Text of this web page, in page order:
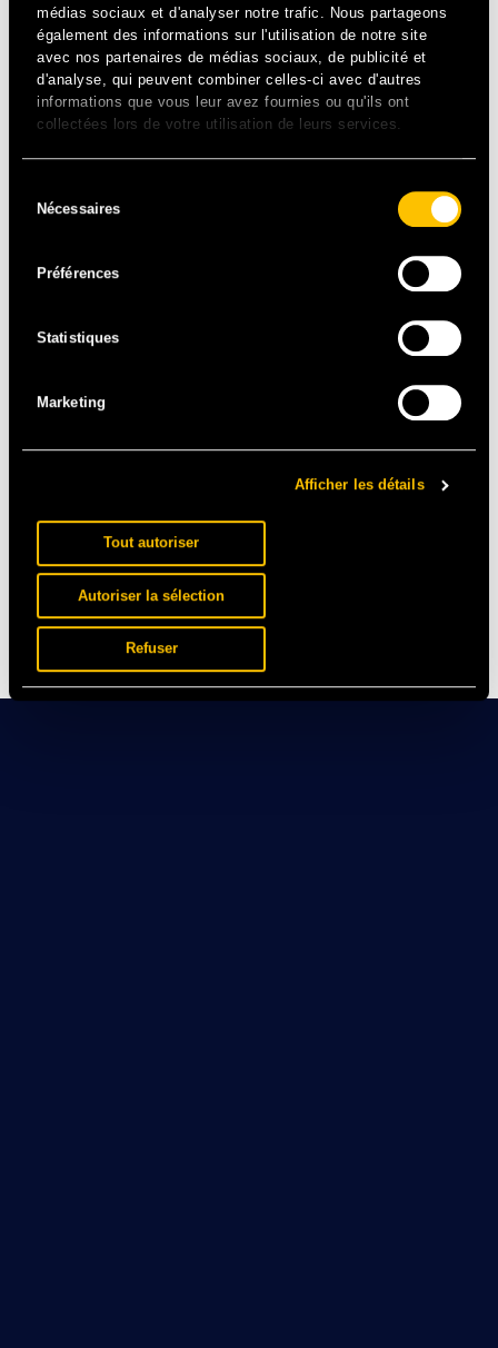
médias sociaux et d'analyser notre trafic. Nous partageons
également des informations sur l'utilisation de notre site
avec nos partenaires de médias sociaux, de publicité et
d'analyse, qui peuvent combiner celles-ci avec d'autres
informations que vous leur avez fournies ou qu'ils ont
collectées lors de votre utilisation de leurs services.
duNécessaires
Préférences
Statistiques
Marketing
Afficher les détails
Tout autoriser
Autoriser la sélection
Refuser
REGGAE – JAM
La Jamaïque a encore donné naissance à une pépite
fait voler en éclat les clichés violents de Kingston avec un
reggae à la fois traditionnel et moderne alliant rub-a-dub
Solidays qu’on découvrira la jeune prodige !